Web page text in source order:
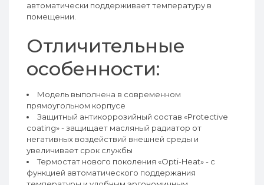
автоматически поддерживает температуру в
помещении.
Отличительные
особенности:
Модель выполнена в современном
прямоугольном корпусе
Защитный антикоррозийный состав «Protective
coating» - защищает масляный радиатор от
негативных воздействий внешней среды и
увеличивает срок службы
Термостат нового поколения «Opti-Heat» - с
функцией автоматического поддержания